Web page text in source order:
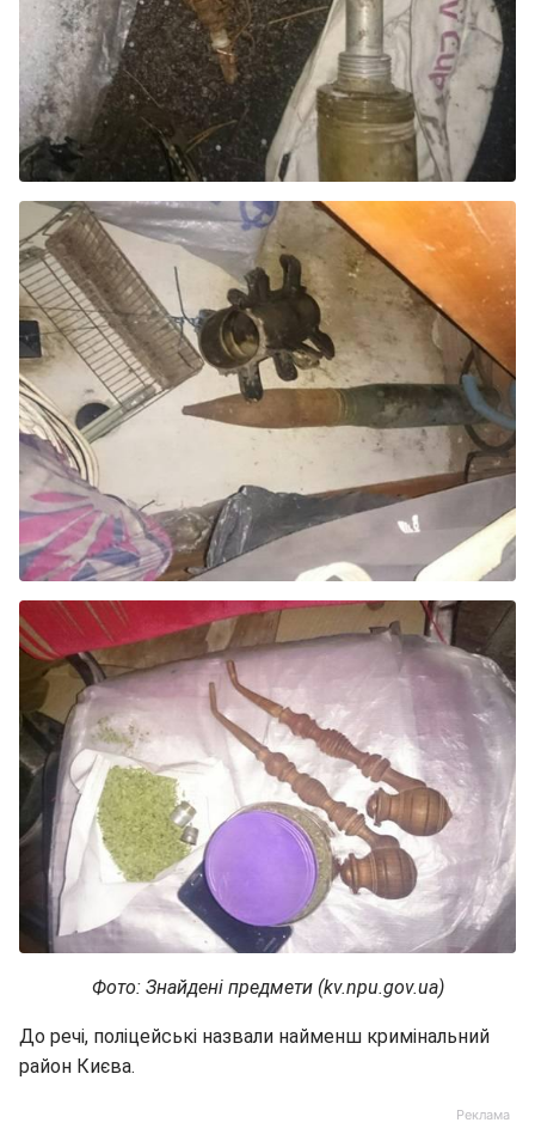
Фото: Знайдені предмети (kv.npu.gov.ua)
До речі, поліцейські назвали найменш кримінальний
район Києва.